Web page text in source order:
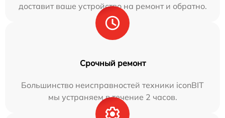
доставит ваше устройство на ремонт и обратно.
Срочный ремонт
Большинство неисправностей техники iconBIT
мы устраняем в течение 2 часов.